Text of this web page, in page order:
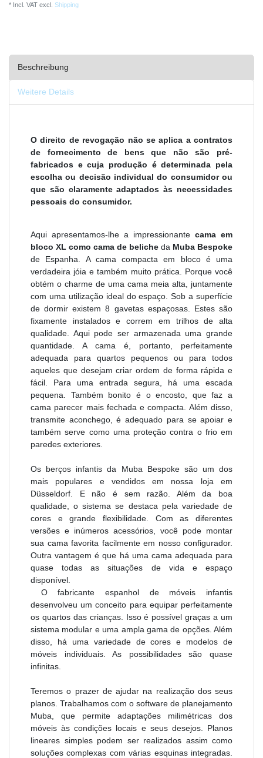
* Incl. VAT excl. Shipping
Beschreibung
Weitere Details
O direito de revogação não se aplica a contratos
de fornecimento de bens que não são pré-
fabricados e cuja produção é determinada pela
escolha ou decisão individual do consumidor ou
que são claramente adaptados às necessidades
pessoais do consumidor.
Aqui apresentamos-lhe a impressionante cama em
bloco XL como cama de beliche da Muba Bespoke
de Espanha. A cama compacta em bloco é uma
verdadeira jóia e também muito prática. Porque você
obtém o charme de uma cama meia alta, juntamente
com uma utilização ideal do espaço. Sob a superfície
de dormir existem 8 gavetas espaçosas. Estes são
fixamente instalados e correm em trilhos de alta
qualidade. Aqui pode ser armazenada uma grande
quantidade. A cama é, portanto, perfeitamente
adequada para quartos pequenos ou para todos
aqueles que desejam criar ordem de forma rápida e
fácil. Para uma entrada segura, há uma escada
pequena. Também bonito é o encosto, que faz a
cama parecer mais fechada e compacta. Além disso,
transmite aconchego, é adequado para se apoiar e
também serve como uma proteção contra o frio em
paredes exteriores.
Os berços infantis da Muba Bespoke são um dos
mais populares e vendidos em nossa loja em
Düsseldorf. E não é sem razão. Além da boa
qualidade, o sistema se destaca pela variedade de
cores e grande flexibilidade. Com as diferentes
versões e inúmeros acessórios, você pode montar
sua cama favorita facilmente em nosso configurador.
Outra vantagem é que há uma cama adequada para
quase todas as situações de vida e espaço
disponível.
O fabricante espanhol de móveis infantis
desenvolveu um conceito para equipar perfeitamente
os quartos das crianças. Isso é possível graças a um
sistema modular e uma ampla gama de opções. Além
disso, há uma variedade de cores e modelos de
móveis individuais. As possibilidades são quase
infinitas.
Teremos o prazer de ajudar na realização dos seus
planos. Trabalhamos com o software de planejamento
Muba, que permite adaptações milimétricas dos
móveis às condições locais e seus desejos. Planos
lineares simples podem ser realizados assim como
soluções complexas com várias esquinas integradas.